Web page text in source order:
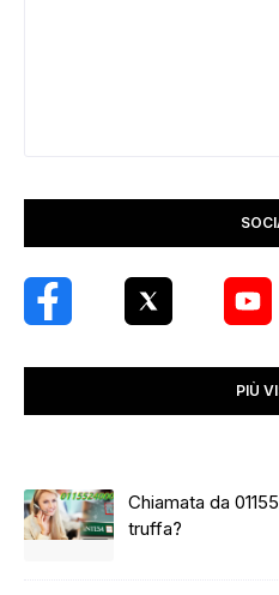
PIÙ
Chiamata da
truffa?